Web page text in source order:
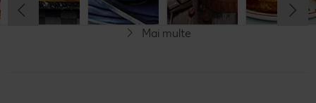
Simplu
Mai multe